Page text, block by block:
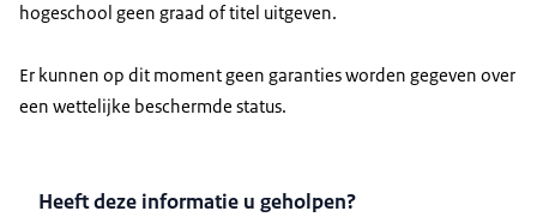
hogeschool geen graad of titel uitgeven.
Er kunnen op dit moment geen garanties worden gegeven over
een wettelijke beschermde status.
Heeft deze informatie u geholpen?